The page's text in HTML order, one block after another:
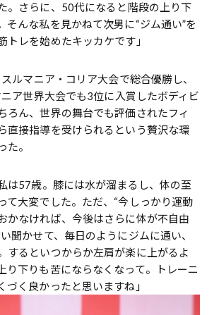
。さらに、50代になると階段の上り下
そんな私を見かねて次男に“ジム通い”を
トレを始めたキッカケです」
ルマニア・コリア大会で総合優勝し、
ア世界大会でも3位に入賞したボディビ
ろん、世界の舞台でも評価されたフィ
直接指導を受けられるという贅沢な環
た。
は57歳。膝には水が溜まるし、体の至
て大変でした。ただ、“今しっかり運動
かなければ、今後はさらに体が不自由
聞かせて、毎日のようにジムに通い、
するといつからか左肩が楽に上がるよ
り下りも苦にならなくなって。トレーニ
づく良かったと思いますね」